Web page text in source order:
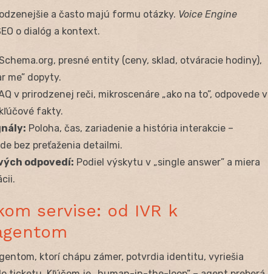
a často majú formu otázky. Voice Engine
o dialóg a kontext.
presné entity (ceny, sklad, otváracie hodiny),
me” dopyty.
v prirodzenej reči, mikroscenáre „ako na to”, odpovede v
fakty.
Poloha, čas, zariadenie a história interakcie –
bez preťaženia detailmi.
odpovedí: Podiel výskytu v „single answer” a miera
servise: od IVR k
ktorí chápu zámer, potvrdia identitu, vyriešia